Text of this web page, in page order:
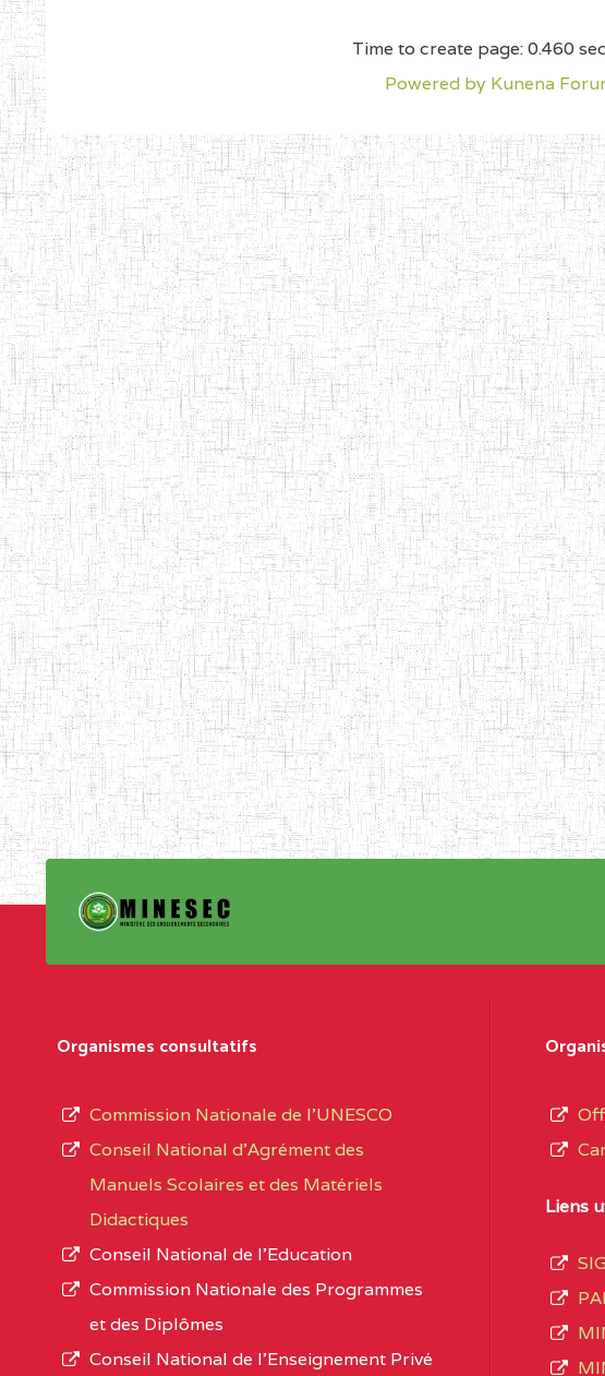
Time to create page: 0.460
Powered by Kunena
Organismes consultatifs
Commission Nationale de l’UNESCO
Conseil National d’Agrément des
Manuels Scolaires et des Matériels
Didactiques
Conseil National de l’Education
Commission Nationale des Programmes
et des Diplômes
Conseil National de l’Enseignement Privé
Liens